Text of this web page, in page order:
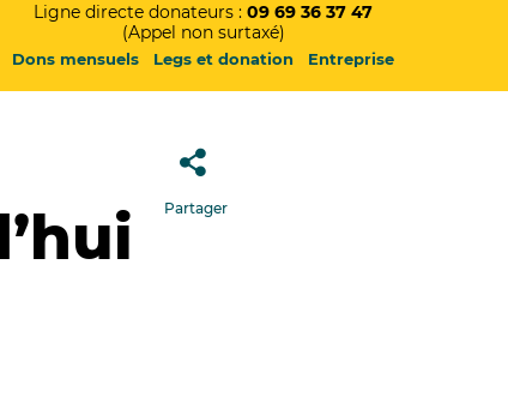
Ligne directe donateurs : 09 69 36 37 47
(Appel non surtaxé)
Dons mensuels Legs et donation Entreprise
Partager